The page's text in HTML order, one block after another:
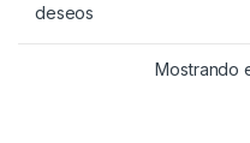
deseos
Mostrando